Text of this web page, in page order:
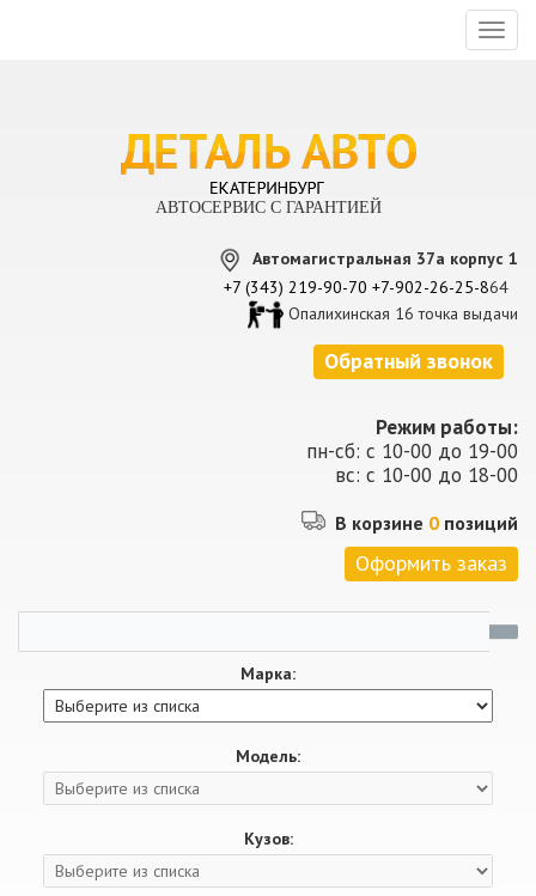
АВТОСЕРВИС С ГАРАНТИЕЙ
Автомагистральная 37а корпус 1
+7 (343) 219-90-70 +7-902-26-25-864
Опалихинская 16 точка выдачи
Обратный звонок
Режим работы:
пн-сб: с 10-00 до 19-00
вс: с 10-00 до 18-00
В корзине 0 позиций
Оформить заказ
Марка:
Модель:
Кузов: